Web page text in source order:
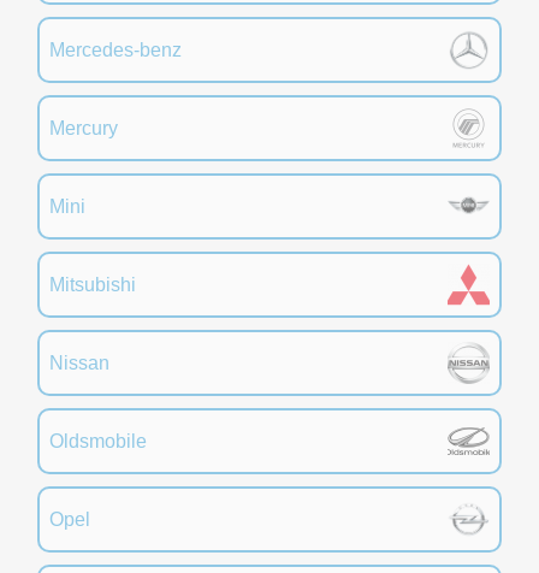
Mercedes-benz
Mercury
Mini
Mitsubishi
Nissan
Oldsmobile
Opel